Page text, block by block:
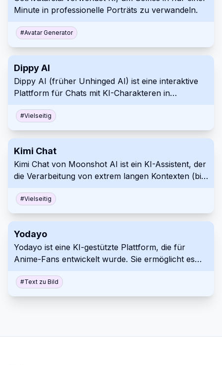
Minute in professionelle Porträts zu verwandeln.
#Avatar Generator
Dippy AI
Dippy AI (früher Unhinged AI) ist eine interaktive
Plattform für Chats mit KI-Charakteren in
ohne Inhaltsfilter.
#Vielseitig
Kimi Chat
Kimi Chat von Moonshot AI ist ein KI-Assistent, der
die Verarbeitung von extrem langen Kontexten (bis
und plattformübergreifende Synchronisierung
unterstützt.
#Vielseitig
Yodayo
Yodayo ist eine KI-gestützte Plattform, die für
Anime-Fans entwickelt wurde. Sie ermöglicht es
zu interagieren und sich innerhalb einer lebendigen
Community zu vernetzen.
#Text zu Bild